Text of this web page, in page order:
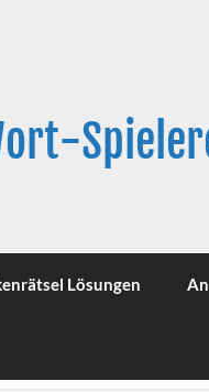
Lösungen